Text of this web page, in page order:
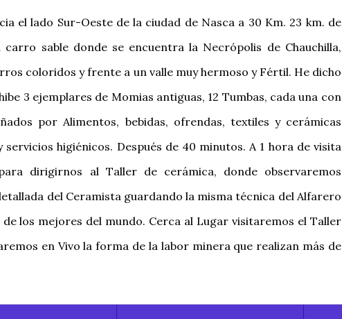
el lado Sur-Oeste de la ciudad de Nasca a 30 Km. 23 km. de
sable donde se encuentra la Necrópolis de Chauchilla,
coloridos y frente a un valle muy hermoso y Fértil. He dicho
3 ejemplares de Momias antiguas, 12 Tumbas, cada una con
por Alimentos, bebidas, ofrendas, textiles y cerámicas
higiénicos. Después de 40 minutos. A 1 hora de visita
dirigirnos al Taller de cerámica, donde observaremos
del Ceramista guardando la misma técnica del Alfarero
los mejores del mundo. Cerca al Lugar visitaremos el Taller
en Vivo la forma de la labor minera que realizan más de